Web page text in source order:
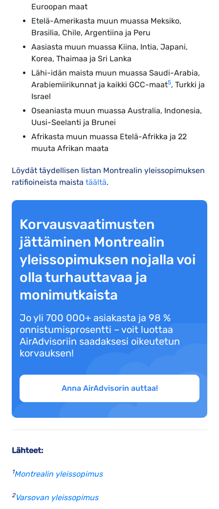
Euroopan maat
Etelä-Amerikasta muun muassa Meksiko,
Brasilia, Chile, Argentiina ja Peru
Aasiasta muun muassa Kiina, Intia, Japani,
Korea, Thaimaa ja Sri Lanka
Lähi-idän maista muun muassa Saudi-Arabia,
Arabiemiirikunnat ja kaikki GCC-maat5, Turkki ja
Israel
Oseaniasta muun muassa Australia, Indonesia,
Uusi-Seelanti ja Brunei
Afrikasta muun muassa Etelä-Afrikka ja 22
muuta Afrikan maata
Löydät täydellisen listan Montrealin yleissopimuksen
ratifioineista maista täältä.
Korvausvaatimusten
jättäminen Montrealin
yleissopimuksen nojalla voi
olla turhauttavaa ja
monimutkaista
Jo yli 700 000+ asiakasta ja 98 %
onnistumisprosentti – voit luottaa
AirAdvisoriin saadaksesi oikeutetun
korvauksen!
Anna AirAdvisorin auttaa!
Lähteet:
1Montrealin yleissopimus
2Varsovan yleissopimus